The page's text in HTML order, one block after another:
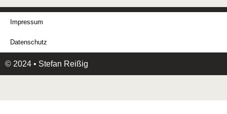
Impressum
Datenschutz
© 2024 • Stefan Reißig